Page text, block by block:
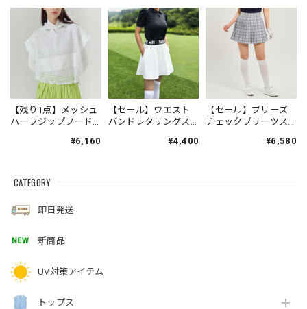
【残り1点】メッシュ
ハーフジップフード
¥6,160
【セール】ウエスト
バンドレタリングス
¥4,400
【セール】ブリーズ
チェックプリーツス
¥6,580
CATEGORY
即日発送
新商品
UV対策アイテム
トップス